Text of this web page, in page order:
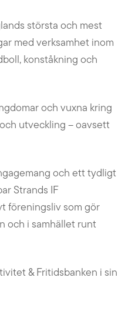
största och mest
med verksamhet inom
konståkning och
och vuxna kring
utveckling – oavsett
och ett tydligt
Strands IF
föreningsliv som gör
och i samhället runt
& Fritidsbanken i sin